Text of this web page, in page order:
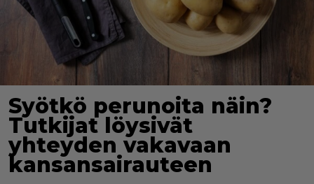
Syötkö perunoita näin?
Tutkijat löysivät
yhteyden vakavaan
kansansairauteen